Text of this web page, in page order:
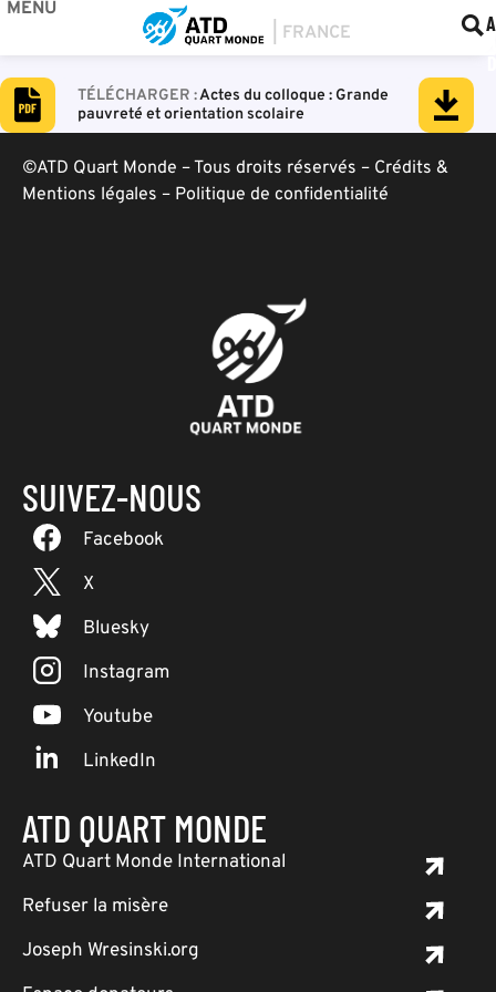
MENU
Actes du colloque : Grande
pauvreté et orientation scolaire
©ATD Quart Monde – Tous droits réservés – Crédits &
Mentions légales – Politique de confidentialité
SUIVEZ-NOUS
Facebook
X
Bluesky
Instagram
Youtube
LinkedIn
ATD QUART MONDE
ATD Quart Monde International
Refuser la misère
Joseph Wresinski.org